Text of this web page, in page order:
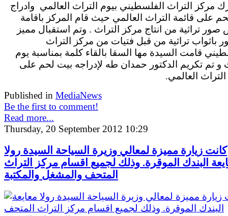
مركز التراث الفلسطيني بيوم التراث العالمي وادراج
على قائمة التراث العالمي حيث قام المركز باقامة
تراثية من انتاج مركز التراث . وتم استقبال مميز
باثواب تراثية من قبل فتيات من مركز التراث
قامت السيدة مها السقا بالقاء كلمة بمناسبة يوم
و تم تكريم الدكتور حمدان طه لإدراجه بيت لحم على
العالمي.
Published in MediaNews
Be the first to comment!
Read more...
Thursday, 20 September 2012 10:29
كانت زيارة مميزة لمعالي وزيرة السياحة السيدة رولا
البندك الموقرة. وذلك لجميع اقسام مركز التراث
المتحف والمشغل والمكتبة